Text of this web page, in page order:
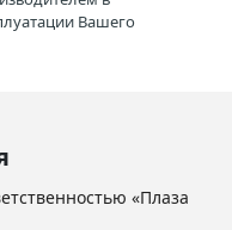
Вашего
«Плаза